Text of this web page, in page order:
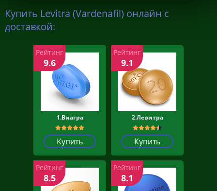
Купить Levitra (Vardenafil) онлайн с
доставкой:
1.Виагра
Купить
Рейтинг
9.6
2.Левитра
Купить
Рейтинг
9.1
Рейтинг
8.5
Рейтинг
8.1